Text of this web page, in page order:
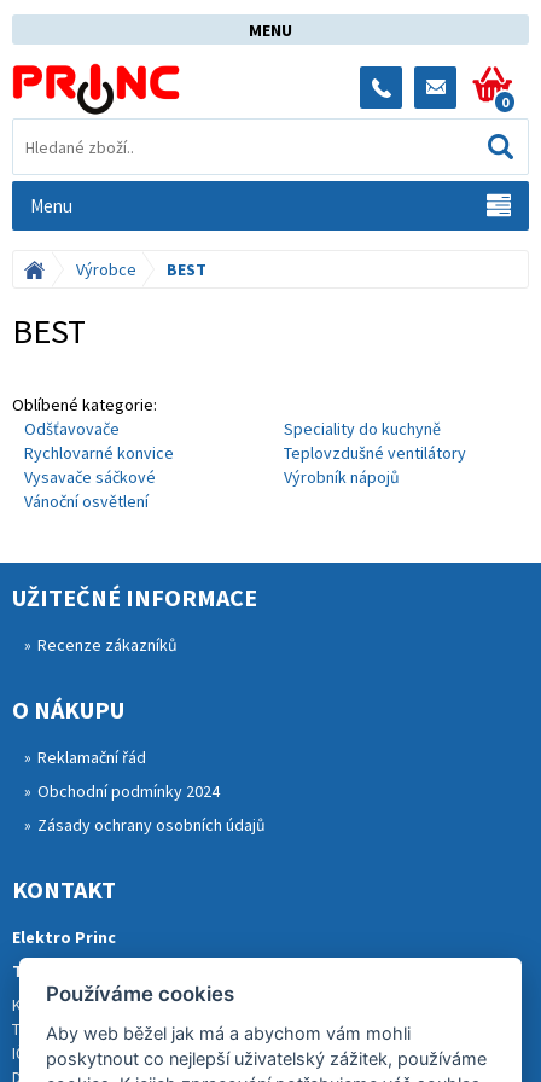
MENU
0
Menu
Výrobce BEST
BEST
Oblíbené kategorie:
Odšťavovače
Speciality do kuchyně
Rychlovarné konvice
Teplovzdušné ventilátory
Vysavače sáčkové
Výrobník nápojů
Vánoční osvětlení
UŽITEČNÉ INFORMACE
Recenze zákazníků
O NÁKUPU
Reklamační řád
Obchodní podmínky 2024
Zásady ochrany osobních údajů
KONTAKT
Elektro Princ
Tomáš Princ
Krkonošská 290, 46841 TANVALD
Tel.: 773 880 988
IČ: 01153731
DIČ: CZ8007202522
Používáme cookies
Aby web běžel jak má a abychom vám mohli
poskytnout co nejlepší uživatelský zážitek, používáme